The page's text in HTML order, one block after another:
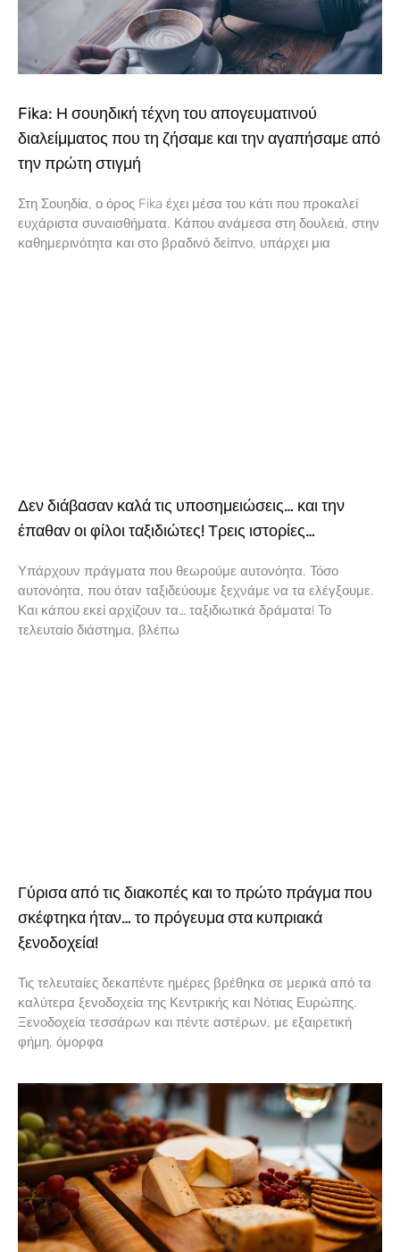
Fika: Η σουηδική τέχνη του απογευματινού
διαλείμματος που τη ζήσαμε και την αγαπήσαμε από
την πρώτη στιγμή
Στη Σουηδία, ο όρος Fika έχει μέσα του κάτι που προκαλεί
ευχάριστα συναισθήματα. Κάπου ανάμεσα στη δουλειά, στην
καθημερινότητα και στο βραδινό δείπνο, υπάρχει μια
Δεν διάβασαν καλά τις υποσημειώσεις… και την
έπαθαν οι φίλοι ταξιδιώτες! Τρεις ιστορίες…
Υπάρχουν πράγματα που θεωρούμε αυτονόητα. Τόσο
αυτονόητα, που όταν ταξιδεύουμε ξεχνάμε να τα ελέγξουμε.
Και κάπου εκεί αρχίζουν τα… ταξιδιωτικά δράματα! Το
τελευταίο διάστημα, βλέπω
Γύρισα από τις διακοπές και το πρώτο πράγμα που
σκέφτηκα ήταν… το πρόγευμα στα κυπριακά
ξενοδοχεία!
Τις τελευταίες δεκαπέντε ημέρες βρέθηκα σε μερικά από τα
καλύτερα ξενοδοχεία της Κεντρικής και Νότιας Ευρώπης.
Ξενοδοχεία τεσσάρων και πέντε αστέρων, με εξαιρετική
φήμη, όμορφα